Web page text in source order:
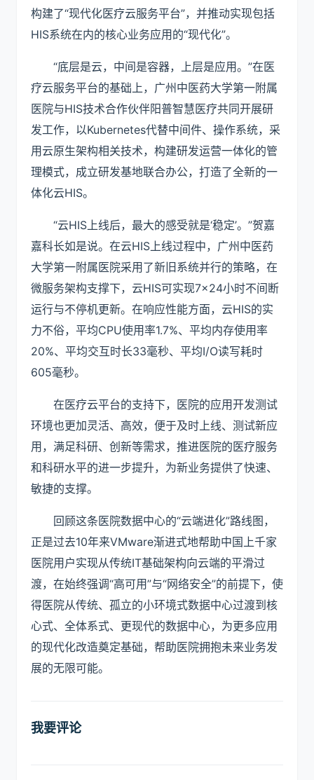
构建了“现代化医疗云服务平台”，并推动实现包括
HIS系统在内的核心业务应用的“现代化”。
“底层是云，中间是容器，上层是应用。”在医
疗云服务平台的基础上，广州中医药大学第一附属
医院与HIS技术合作伙伴阳普智慧医疗共同开展研
发工作，以Kubernetes代替中间件、操作系统，采
用云原生架构相关技术，构建研发运营一体化的管
理模式，成立研发基地联合办公，打造了全新的一
体化云HIS。
“云HIS上线后，最大的感受就是‘稳定’。”贺嘉
嘉科长如是说。在云HIS上线过程中，广州中医药
大学第一附属医院采用了新旧系统并行的策略，在
微服务架构支撑下，云HIS可实现7×24小时不间断
运行与不停机更新。在响应性能方面，云HIS的实
力不俗，平均CPU使用率1.7%、平均内存使用率
20%、平均交互时长33毫秒、平均I/O读写耗时
605毫秒。
在医疗云平台的支持下，医院的应用开发测试
环境也更加灵活、高效，便于及时上线、测试新应
用，满足科研、创新等需求，推进医院的医疗服务
和科研水平的进一步提升，为新业务提供了快速、
敏捷的支撑。
回顾这条医院数据中心的“云端进化”路线图，
正是过去10年来VMware渐进式地帮助中国上千家
医院用户实现从传统IT基础架构向云端的平滑过
渡，在始终强调“高可用”与“网络安全”的前提下，使
得医院从传统、孤立的小环境式数据中心过渡到核
心式、全体系式、更现代的数据中心，为更多应用
的现代化改造奠定基础，帮助医院拥抱未来业务发
展的无限可能。
我要评论